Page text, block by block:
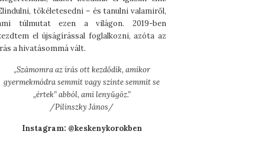
tökéletesedni – és tanulni valamiről,
túlmutat ezen a világon. 2019-ben
el újságírással foglalkozni, azóta az
a hivatásommá vált.
„Számomra az írás ott kezdődik, amikor
gyermekmódra semmit vagy szinte semmit se
„értek” abból, ami lenyűgöz.”
/Pilinszky János/
Instagram: @keskenykorokben